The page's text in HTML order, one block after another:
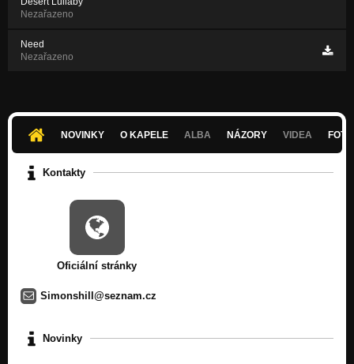
Nezařazeno
Need
Nezařazeno
NOVINKY O KAPELE ALBA NÁZORY VIDEA
Kontakty
Oficiální stránky
Simonshill@seznam.cz
Novinky